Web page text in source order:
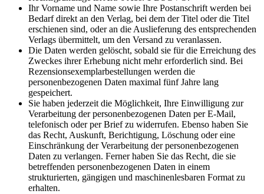
Ihr Vorname und Name sowie Ihre Postanschrift werden bei
Bedarf direkt an den Verlag, bei dem der Titel oder die Titel
erschienen sind, oder an die Auslieferung des entsprechenden
Verlags übermittelt, um den Versand zu veranlassen.
Die Daten werden gelöscht, sobald sie für die Erreichung des
Zweckes ihrer Erhebung nicht mehr erforderlich sind. Bei
Rezensionsexemplarbestellungen werden die
personenbezogenen Daten maximal fünf Jahre lang
gespeichert.
Sie haben jederzeit die Möglichkeit, Ihre Einwilligung zur
Verarbeitung der personenbezogenen Daten per E-Mail,
telefonisch oder per Brief zu widerrufen. Ebenso haben Sie
das Recht, Auskunft, Berichtigung, Löschung oder eine
Einschränkung der Verarbeitung der personenbezogenen
Daten zu verlangen. Ferner haben Sie das Recht, die sie
betreffenden personenbezogenen Daten in einem
strukturierten, gängigen und maschinenlesbaren Format zu
erhalten.